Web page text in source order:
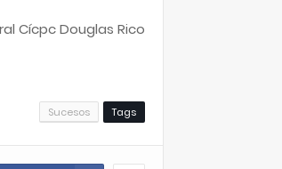
Cícpc Douglas Rico.
Tags
Sucesos